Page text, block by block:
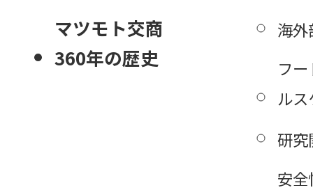
マツモト交商
360年の歴史
海外
フ
ル
研究
安